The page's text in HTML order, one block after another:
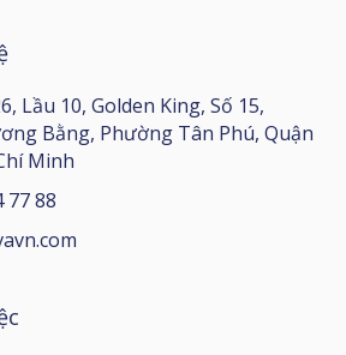
Lầu 10, Golden King, Số 15,
Bằng, Phường Tân Phú, Quận
Minh
77 88